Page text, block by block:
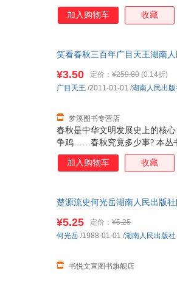
黄建华
胡杨
高军
高尔基
陈玮
陈剑
加入购物车 收藏
笑看春秋三百年广目天王湖南
春秋是中华文明发展史上的核
争鸡……春秋究竟多少事? 本丛
波澜壮阔的时代。钩心斗角的
先人智慧，一一鲜活地呈现在
段，也有无畏的英雄形象；既
¥3.50 定价： ¥259.80 (0.14折)
梦溪图书专营店
广目天王 /2011-01-01 /湖南人民出
加入购物车 收藏
楚源流史何光岳湖南人民出版
¥5.25 定价： ¥5.25
书悦文宣图书旗舰店
何光岳 /1988-01-01 /湖南人民出版社